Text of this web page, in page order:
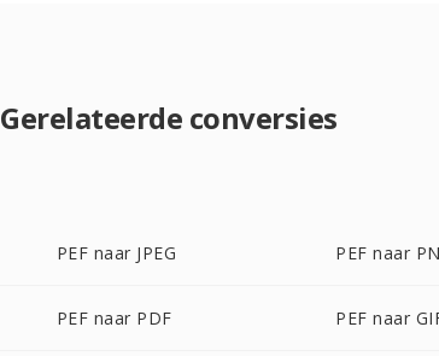
Gerelateerde conversies
PEF naar JPEG PEF naar
PEF naar PDF PEF naar